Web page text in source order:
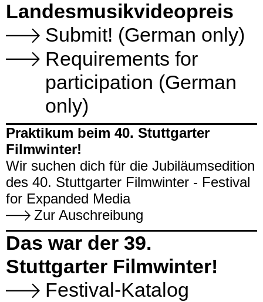
Landesmusikvideopreis
Submit! (German only)
Requirements for
participation (German
only)
Praktikum beim 40. Stuttgarter
Filmwinter!
Wir suchen dich für die Jubiläumsedition
des 40. Stuttgarter Filmwinter - Festival
for Expanded Media
Zur Auschreibung
Das war der 39.
Stuttgarter Filmwinter!
Festival-Katalog